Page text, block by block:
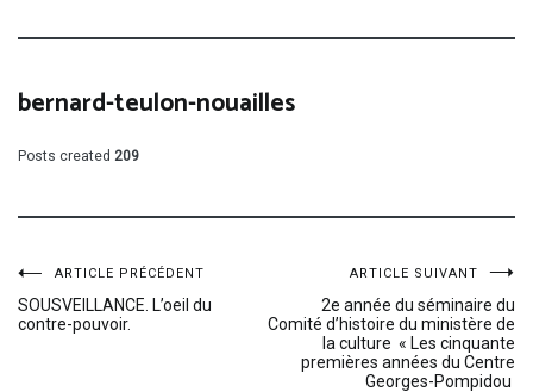
bernard-teulon-nouailles
Posts created 209
Navigation
de
ARTICLE PRÉCÉDENT
SOUSVEILLANCE. L’oeil du
contre-pouvoir.
ARTICLE SUIVANT
2e année du séminaire du
Comité d’histoire du ministère de
la culture « Les cinquante
premières années du Centre
Georges-Pompidou